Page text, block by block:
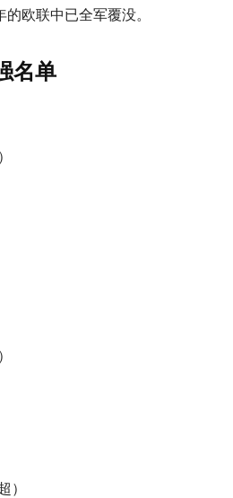
欧联中已全军覆没。
名单
）